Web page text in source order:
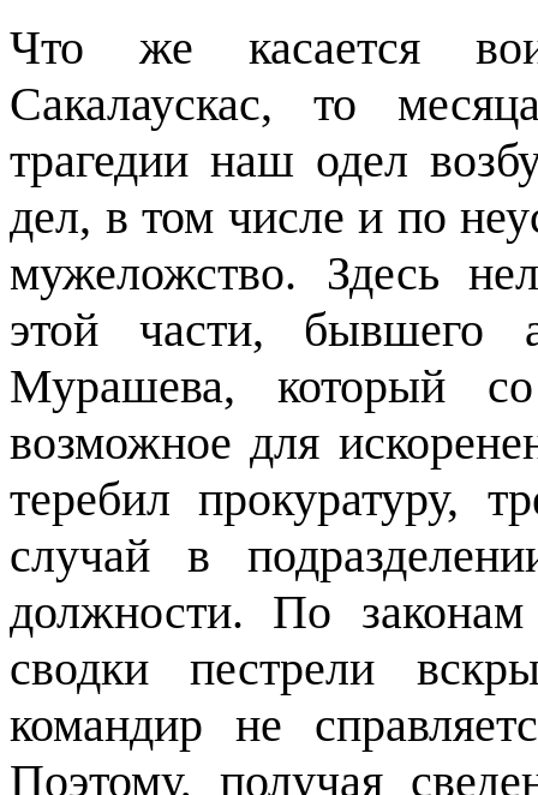
Что же касается
Сакалаускас, то
трагедии наш одел
дел, в том числе и по
мужеложство. Здесь
этой части, бывшего
Мурашева, который
возможное для
теребил прокуратуру,
случай в
должности. По
сводки пестрели
командир не
Поэтому, получая